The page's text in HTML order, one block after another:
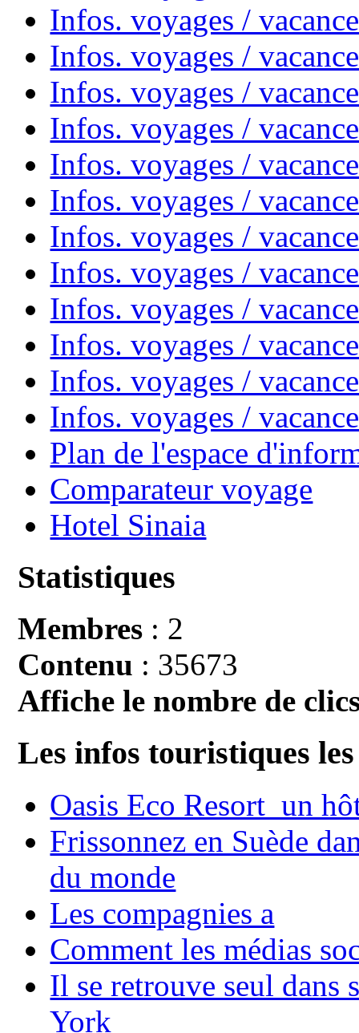
Infos. voyages /
Infos. voyages /
Infos. voyages /
Infos. voyages /
Infos. voyages /
Infos. voyages /
Infos. voyages /
Infos. voyages /
Infos. voyages /
Infos. voyages /
Infos. voyages /
Infos. voyages /
Plan de l'espace
Comparateur voyage
Hotel Sinaia
Statistiques
Membres : 2
Contenu : 35673
Affiche le nombre de
Les infos touristiques
Oasis Eco Resort un
Frissonnez en Suède
du monde
Les compagnies a
Comment les médias
Il se retrouve seul dans
York